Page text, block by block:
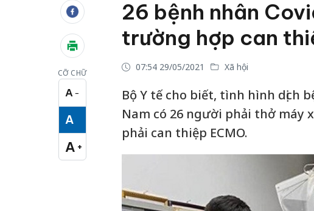
CỠ CHỮ
A −
Cỡ chữ nhỏ
A
Cỡ chữ vừa
A +
Cỡ chữ lớn
26 bệnh nhân
trường hợp can
07:54 29/05/2021 Xã hội
Bộ Y tế cho biết, tình hình dịch
Nam có 26 người phải thở máy
phải can thiệp ECMO.